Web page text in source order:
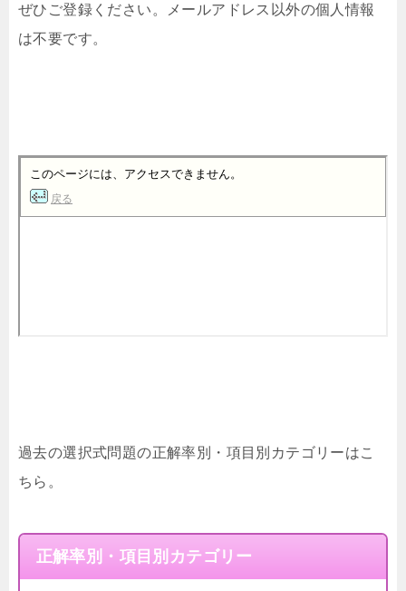
ぜひご登録ください。メールアドレス以外の個人情報
は不要です。
過去の選択式問題の正解率別・項目別カテゴリーはこ
ちら。
正解率別・項目別カテゴリー